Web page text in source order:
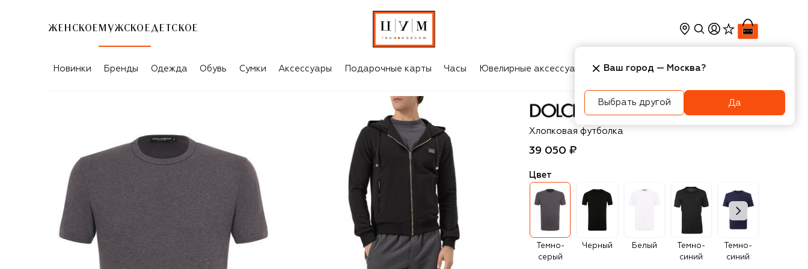
ЖЕНСКОЕ МУЖСКОЕ ДЕТСКОЕ
Новинки Бренды Одежда Обувь Сумки Аксессуары Подарочные карты Часы Ювелирные аксессуары Косметика Интерьер
Dolce & Gabbana
Хлопковая футболка
39 050 ₽
Цвет
Темно-
серый
Черный Белый
Темно-
синий
Темно-
синий
Ваш город — Москва?
Выбрать другой Да